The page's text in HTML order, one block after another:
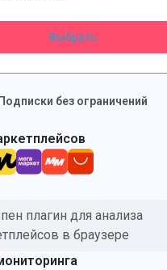
Выбрать
Подписки без ограничений
плагин для анализа
в браузере